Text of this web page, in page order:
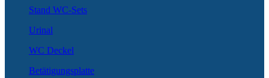
Stand WC-Sets
Urinal
WC Deckel
Betätigungsplatte